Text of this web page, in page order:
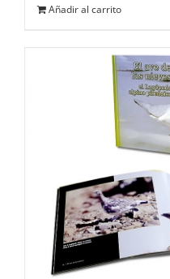
Añadir al carrito